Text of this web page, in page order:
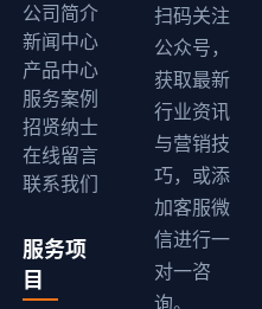
公司简介
新闻中心
产品中心
服务案例
招贤纳士
在线留言
联系我们
服务项
目
扫码关注
公众号，
获取最新
行业资讯
与营销技
巧，或添
加客服微
信进行一
对一咨
询。